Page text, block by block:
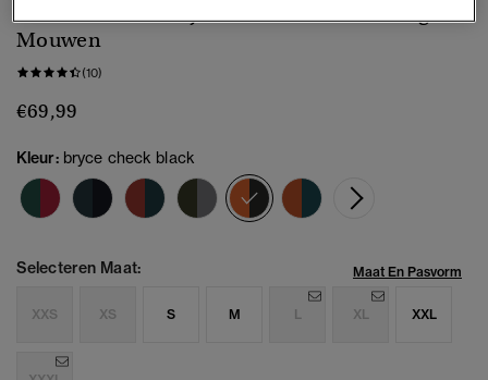
Katoenen Lumberjack Overhemd met Lange
Mouwen
(10)
€69,99
Kleur: bryce check black
geselecteerd
Selecteren Maat: Maat En Pasvorm
XXS XS S M L XL XXL